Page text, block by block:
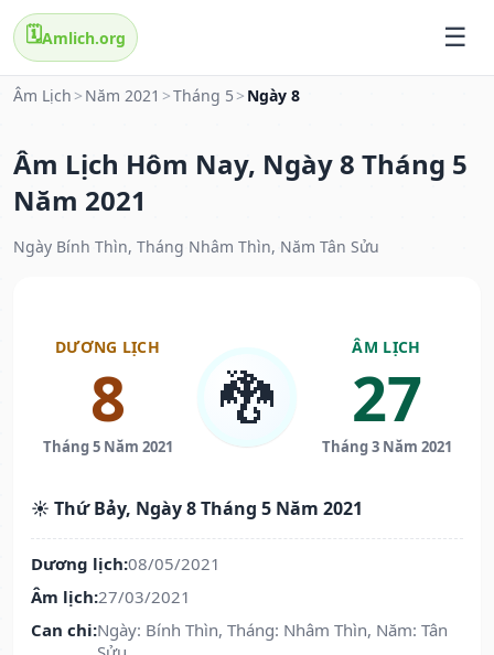
🗓️Amlich.org
Âm Lịch > Năm 2021 >Tháng 5 > Ngày 8
Âm Lịch Hôm Nay, Ngày 8 Tháng 5
Năm 2021
Ngày Bính Thìn, Tháng Nhâm Thìn, Năm Tân Sửu
DƯƠNG LỊCH
8
Tháng 5 Năm 2021
🐉
ÂM LỊCH
27
Tháng 3 Năm 2021
☀️ Thứ Bảy, Ngày 8 Tháng 5 Năm 2021
Dương lịch:08/05/2021
Âm lịch:27/03/2021
Can chi:Ngày: Bính Thìn, Tháng: Nhâm Thìn, Năm: Tân